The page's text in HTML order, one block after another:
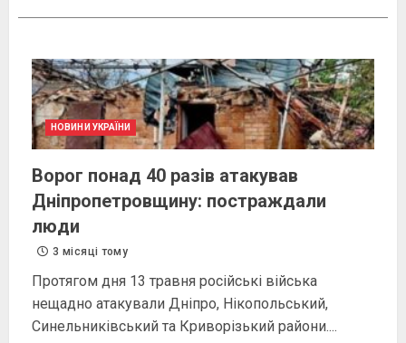
НОВИНИ УКРАЇНИ
Ворог понад 40 разів атакував
Дніпропетровщину: постраждали
люди
3 місяці тому
Протягом дня 13 травня російські війська
нещадно атакували Дніпро, Нікопольський,
Синельниківський та Криворізький райони....